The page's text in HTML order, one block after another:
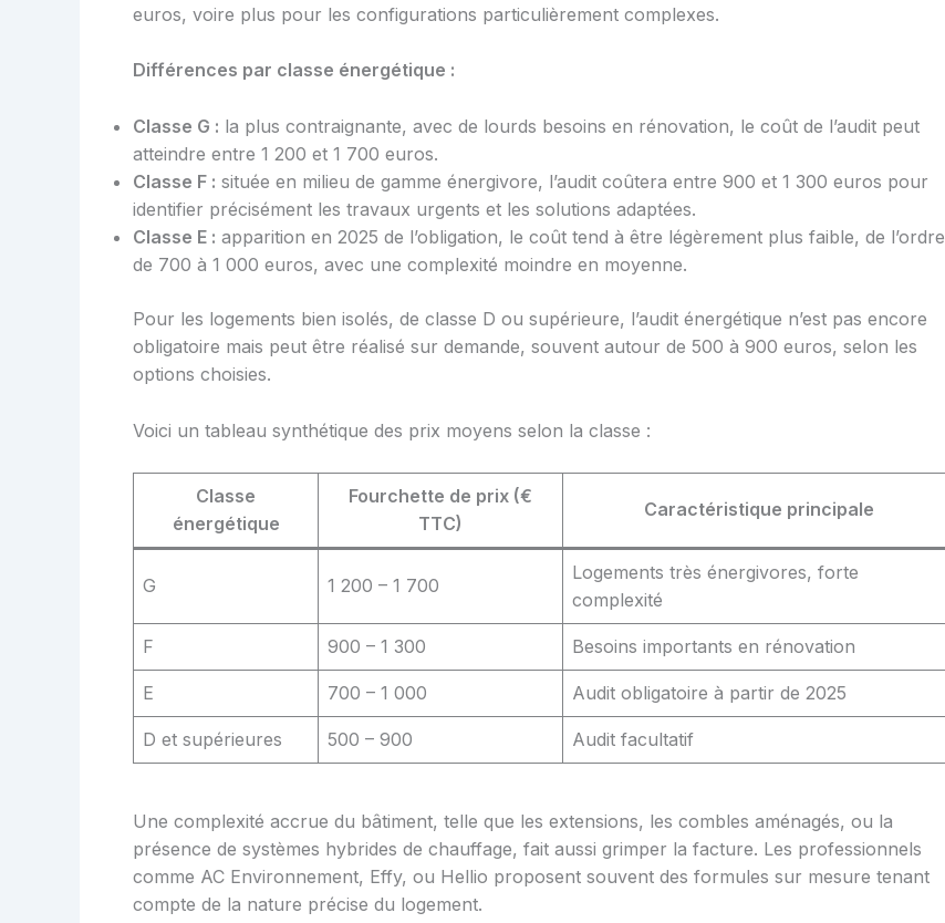
euros, voire plus pour les configurations particulièrement complexes.
Différences par classe énergétique :
Classe G : la plus contraignante, avec de lourds besoins en rénovation, le coût de l’audit peut
atteindre entre 1 200 et 1 700 euros.
Classe F : située en milieu de gamme énergivore, l’audit coûtera entre 900 et 1 300 euros pour
identifier précisément les travaux urgents et les solutions adaptées.
Classe E : apparition en 2025 de l’obligation, le coût tend à être légèrement plus faible, de l’ordre
de 700 à 1 000 euros, avec une complexité moindre en moyenne.
Pour les logements bien isolés, de classe D ou supérieure, l’audit énergétique n’est pas encore
obligatoire mais peut être réalisé sur demande, souvent autour de 500 à 900 euros, selon les
options choisies.
Voici un tableau synthétique des prix moyens selon la classe :
Classe
énergétique
Fourchette de prix (€
TTC)
Caractéristique principale
G 1 200 – 1 700
Logements très énergivores, forte
complexité
F 900 – 1 300 Besoins importants en rénovation
E 700 – 1 000 Audit obligatoire à partir de 2025
D et supérieures 500 – 900 Audit facultatif
Une complexité accrue du bâtiment, telle que les extensions, les combles aménagés, ou la
présence de systèmes hybrides de chauffage, fait aussi grimper la facture. Les professionnels
comme AC Environnement, Effy, ou Hellio proposent souvent des formules sur mesure tenant
compte de la nature précise du logement.